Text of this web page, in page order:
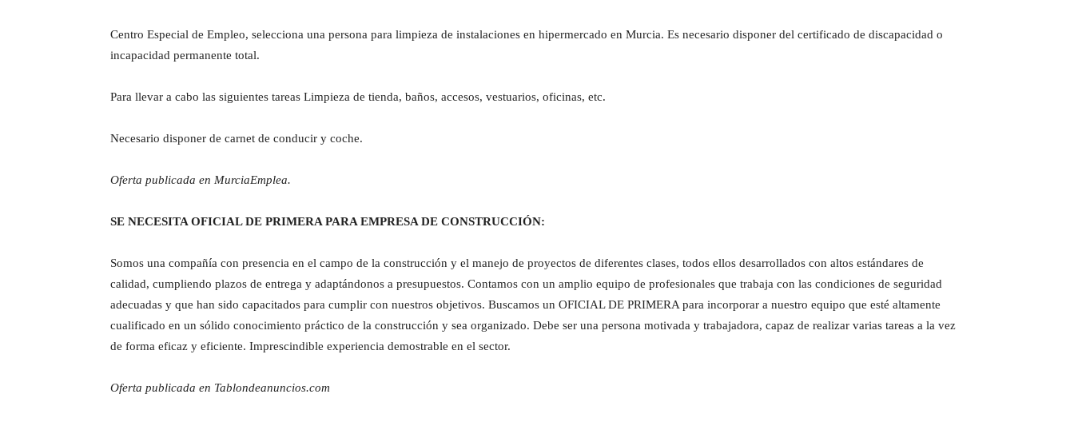
Centro Especial de Empleo, selecciona una persona para limpieza de instalaciones en hipermercado en Murcia. Es necesario disponer del certificado de discapacidad o
incapacidad permanente total.
Para llevar a cabo las siguientes tareas Limpieza de tienda, baños, accesos, vestuarios, oficinas, etc.
Necesario disponer de carnet de conducir y coche.
Oferta publicada en MurciaEmplea.
SE NECESITA OFICIAL DE PRIMERA PARA EMPRESA DE CONSTRUCCIÓN:
Somos una compañía con presencia en el campo de la construcción y el manejo de proyectos de diferentes clases, todos ellos desarrollados con altos estándares de
calidad, cumpliendo plazos de entrega y adaptándonos a presupuestos. Contamos con un amplio equipo de profesionales que trabaja con las condiciones de seguridad
adecuadas y que han sido capacitados para cumplir con nuestros objetivos. Buscamos un OFICIAL DE PRIMERA para incorporar a nuestro equipo que esté altamente
cualificado en un sólido conocimiento práctico de la construcción y sea organizado. Debe ser una persona motivada y trabajadora, capaz de realizar varias tareas a la vez
de forma eficaz y eficiente. Imprescindible experiencia demostrable en el sector.
Oferta publicada en Tablondeanuncios.com